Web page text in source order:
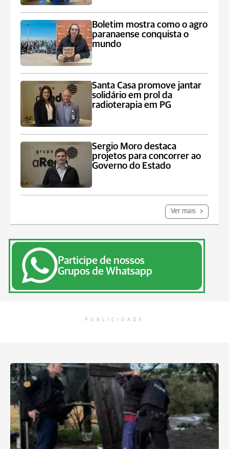
Boletim mostra como o agro
paranaense conquista o
mundo
Santa Casa promove jantar
solidário em prol da
radioterapia em PG
Sergio Moro destaca
projetos para concorrer ao
Governo do Estado
Ver mais
Participe de nossos
Grupos de Whatsapp
PUBLICIDADE